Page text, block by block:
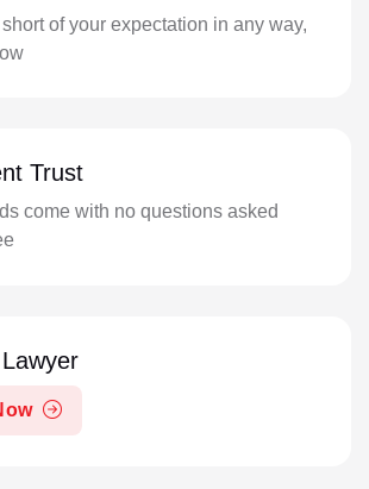
short of your expectation in any way,
Trust
come with no questions asked